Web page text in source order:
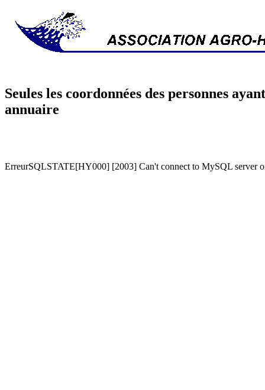
Seules les coordonnées des personnes
annuaire
ErreurSQLSTATE[HY000] [2003] Can't connect to MySQL server